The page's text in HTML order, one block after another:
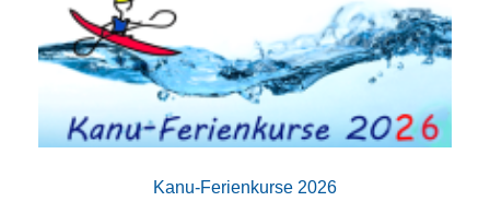
Kanu-Ferienkurse 2026